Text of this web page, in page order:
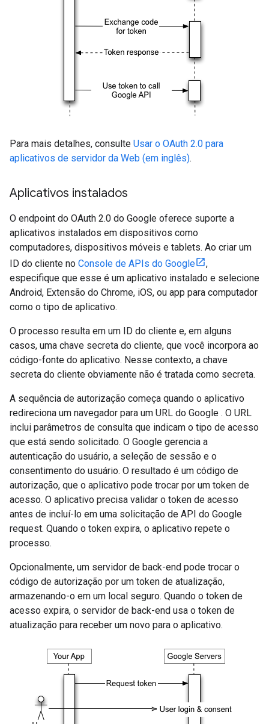
Para mais detalhes, consulte Usar o OAuth 2.0 para
aplicativos de servidor da Web (em inglês).
Aplicativos instalados
O endpoint do OAuth 2.0 do Google oferece suporte a
aplicativos instalados em dispositivos como
computadores, dispositivos móveis e tablets. Ao criar um
ID do cliente no Console de APIs do Google
,
especifique que esse é um aplicativo instalado e selecione
Android, Extensão do Chrome, iOS, ou app para computador
como o tipo de aplicativo.
O processo resulta em um ID do cliente e, em alguns
casos, uma chave secreta do cliente, que você incorpora ao
código-fonte do aplicativo. Nesse contexto, a chave
secreta do cliente obviamente não é tratada como secreta.
A sequência de autorização começa quando o aplicativo
redireciona um navegador para um URL do Google . O URL
inclui parâmetros de consulta que indicam o tipo de acesso
que está sendo solicitado. O Google gerencia a
autenticação do usuário, a seleção de sessão e o
consentimento do usuário. O resultado é um código de
autorização, que o aplicativo pode trocar por um token de
acesso. O aplicativo precisa validar o token de acesso
antes de incluí-lo em uma solicitação de API do Google
request. Quando o token expira, o aplicativo repete o
processo.
Opcionalmente, um servidor de back-end pode trocar o
código de autorização por um token de atualização,
armazenando-o em um local seguro. Quando o token de
acesso expira, o servidor de back-end usa o token de
atualização para receber um novo para o aplicativo.